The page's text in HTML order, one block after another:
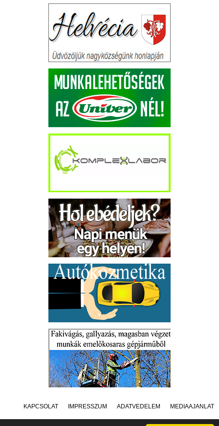
KAPCSOLAT IMPRESSZUM ADATVÉDELEM MÉDIAAJÁNLAT